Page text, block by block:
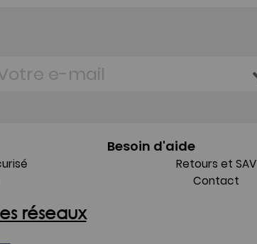
Besoin d'aide
Retours et SAV
Contact
réseaux